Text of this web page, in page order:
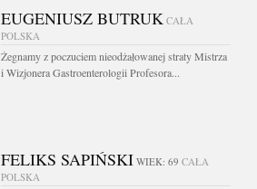
EUGENIUSZ BUTRUK CAŁA
POLSKA
Żegnamy z poczuciem nieodżałowanej straty Mistrza
i Wizjonera Gastroenterologii Profesora...
FELIKS SAPIŃSKI WIEK: 69 CAŁA
POLSKA